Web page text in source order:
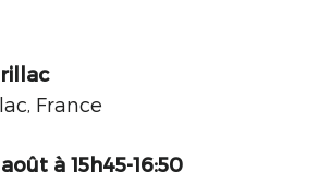
France
à 15h45-16:50